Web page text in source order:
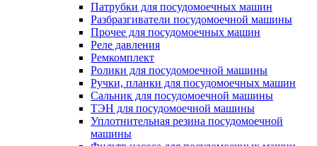
Патрубки для посудомоечных машин
Разбразгиватели посудомоечной машины
Прочее для посудомоечных машин
Реле давления
Ремкомплект
Ролики для посудомоечной машины
Ручки, планки для посудомоечных машин
Сальник для посудомоечной машины
ТЭН для посудомоечной машины
Уплотнительная резина посудомоечной
машины